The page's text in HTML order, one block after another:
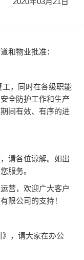
和物业批准：
工，同时在各级职能
全防护工作和生产
间有效、有序的进
请各位谅解。如出
服务。
营，欢迎广大客户
限公司的支持！
，请大家在办公